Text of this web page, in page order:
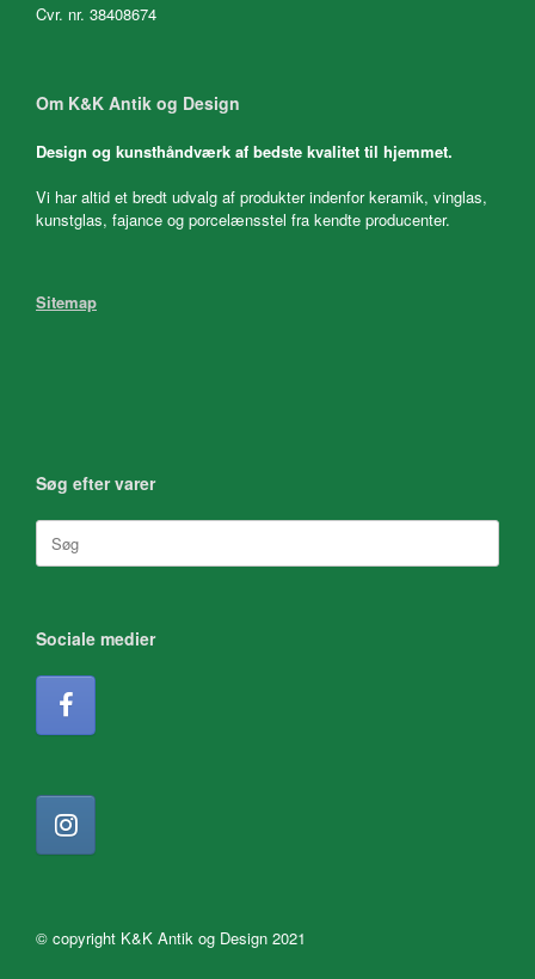
Cvr. nr. 38408674
Om K&K Antik og Design
Design og kunsthåndværk af bedste kvalitet til hjemmet.
Vi har altid et bredt udvalg af produkter indenfor keramik, vinglas,
kunstglas, fajance og porcelænsstel fra kendte producenter.
Sitemap
Søg efter varer
efter:
Sociale medier
© copyright K&K Antik og Design 2021